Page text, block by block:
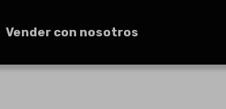
Vender con nosotros